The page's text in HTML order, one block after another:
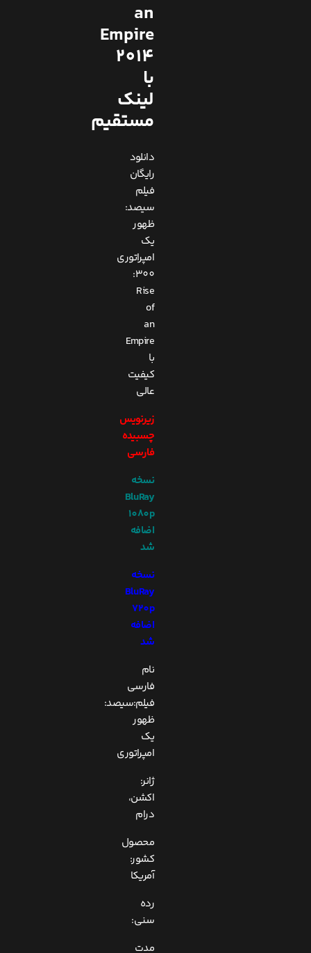
an
Empire
2014
با
لینک
مستقیم
دانلود
رایگان
فیلم
سیصد:
ظهور
یک
امپراتوری
300:
Rise
of
an
Empire
با
کیفیت
عالی
زیرنویس
چسبیده
فارسی
نسخه
BluRay
1080p
اضافه
شد
نسخه
BluRay
720p
اضافه
شد
نام
فارسی
فیلم:سیصد:
ظهور
یک
امپراتوری
ژانر:
اکشن،
درام
محصول
کشور:
آمریکا
رده
سنی:
مدت